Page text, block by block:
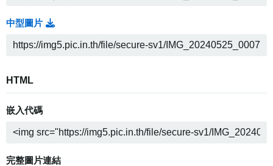
中型圖片
HTML
嵌入代碼
完整圖片連結